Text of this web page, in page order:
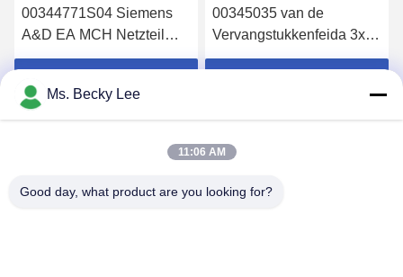
00344771S04 Siemens
A&D EA MCH Netzteil
S23 Stromversorgung
00345035 van de
Vervangstukkenfeida 3x8
van Faulhabe SMT de
Ms. Becky Lee
11:06 AM
Good day, what product are you looking for?